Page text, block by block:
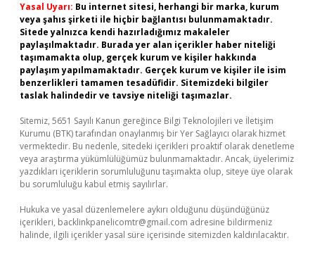
Yasal Uyarı: Bu internet sitesi, herhangi bir marka, kurum
veya şahıs şirketi ile hiçbir bağlantısı bulunmamaktadır.
Sitede yalnızca kendi hazırladığımız makaleler
paylaşılmaktadır. Burada yer alan içerikler haber niteliği
taşımamakta olup, gerçek kurum ve kişiler hakkında
paylaşım yapılmamaktadır. Gerçek kurum ve kişiler ile isim
benzerlikleri tamamen tesadüfidir. Sitemizdeki bilgiler
taslak halindedir ve tavsiye niteliği taşımazlar.
Sitemiz, 5651 Sayılı Kanun gereğince Bilgi Teknolojileri ve İletişim
Kurumu (BTK) tarafından onaylanmış bir Yer Sağlayıcı olarak hizmet
vermektedir. Bu nedenle, sitedeki içerikleri proaktif olarak denetleme
veya araştırma yükümlülüğümüz bulunmamaktadır. Ancak, üyelerimiz
yazdıkları içeriklerin sorumluluğunu taşımakta olup, siteye üye olarak
bu sorumluluğu kabul etmiş sayılırlar.
Hukuka ve yasal düzenlemelere aykırı olduğunu düşündüğünüz
içerikleri, backlinkpanelicomtr@gmail.com adresine bildirmeniz
halinde, ilgili içerikler yasal süre içerisinde sitemizden kaldırılacaktır.